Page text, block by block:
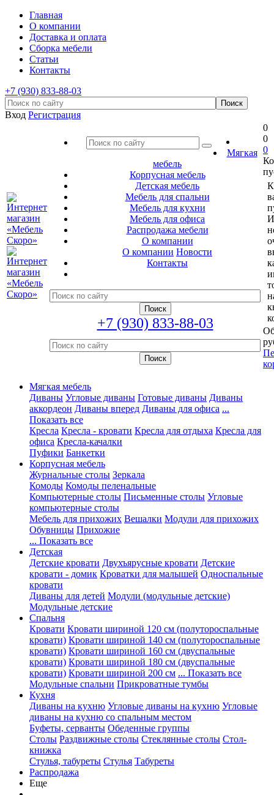
Главная
О компании
Доставка и оплата
Сборка мебели
Статьи
Контакты
+7 (930) 833-88-03
Вход Регистрация
Мягкая
мебель
Корпусная мебель
Детская мебель
Мебель для спальни
Мебель для кухни
Мебель для офиса
Распродажа мебели
О компании
О компании Новости
Контакты
+7 (930) 833-88-03
0
0
0
Мягкая мебель
Диваны Угловые диваны Готовые диваны Диваны
аккордеон Диваны вперед Диваны для офиса ...
Показать все
Кресла Кресла - кровати Кресла для отдыха Кресла для
офиса Кресла-качалки
Пуфики Банкетки
Корпусная мебель
Журнальные столы Зеркала
Комоды Комоды пеленальные
Компьютерные столы Письменные столы Угловые
компьютерные столы
Мебель для прихожих Вешалки Модули для прихожих
Обувницы Прихожие
... Показать все
Детская
Детские кровати Двухъярусные кровати Детские
кровати - домик Кроватки для малышей Односпальные
кровати
Диваны для детей Модули (модульные детские)
Модульные детские
Спальня
Кровати Кровати шириной 120 см (полутороспальные
кровати) Кровати шириной 140 см (полутороспальные
кровати) Кровати шириной 160 см (двуспальные
кровати) Кровати шириной 180 см (двуспальные
кровати) Кровати шириной 200 см ... Показать все
Модульные спальни Прикроватные тумбы
Кухня
Диваны на кухню Угловые диваны на кухню Угловые
диваны на кухню со спальным местом
Буфеты, серванты Обеденные группы
Столы Раздвижные столы Стеклянные столы Стол-
книжка
Стулья, табуреты Стулья Табуреты
Распродажа
Еще